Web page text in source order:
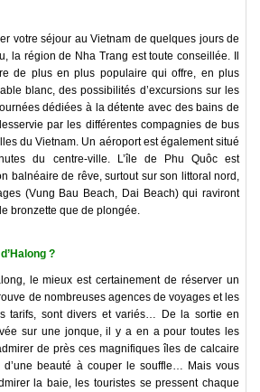
votre séjour au Vietnam de quelques jours de
la région de Nha Trang est toute conseillée. Il
de plus en plus populaire qui offre, en plus
blanc, des possibilités d’excursions sur les
dédiées à la détente avec des bains de
par les différentes compagnies de bus
du Vietnam. Un aéroport est également situé
du centre-ville. L’île de Phu Quôc est
balnéaire de rêve, surtout sur son littoral nord,
(Vung Bau Beach, Dai Beach) qui raviront
bronzette que de plongée.
?
le mieux est certainement de réserver un
de nombreuses agences de voyages et les
tarifs, sont divers et variés… De la sortie en
sur une jonque, il y a en a pour toutes les
de près ces magnifiques îles de calcaire
d’une beauté à couper le souffle… Mais vous
la baie, les touristes se pressent chaque